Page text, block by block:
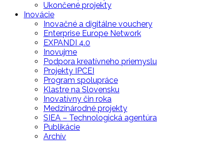
Ukončené projekty
Inovácie
Inovačné a digitálne vouchery
Enterprise Europe Network
EXPANDI 4.0
Inovujme
Podpora kreatívneho priemyslu
Projekty IPCEI
Program spolupráce
Klastre na Slovensku
Inovatívny čin roka
Medzinárodné projekty
SIEA – Technologická agentúra
Publikácie
Archív